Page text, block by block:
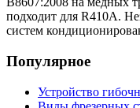
подходит для R410A.
систем
Популярное
Устройство